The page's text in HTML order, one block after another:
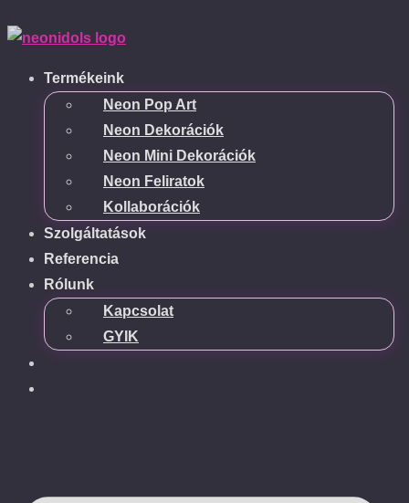
Termékeink
Neon Pop Art
Neon Dekorációk
Neon Mini Dekorációk
Neon Feliratok
Kollaborációk
Szolgáltatások
Referencia
Rólunk
Kapcsolat
GYIK